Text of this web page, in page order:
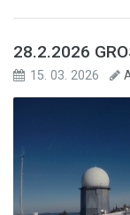
28.2.2026
15. 03. 2026